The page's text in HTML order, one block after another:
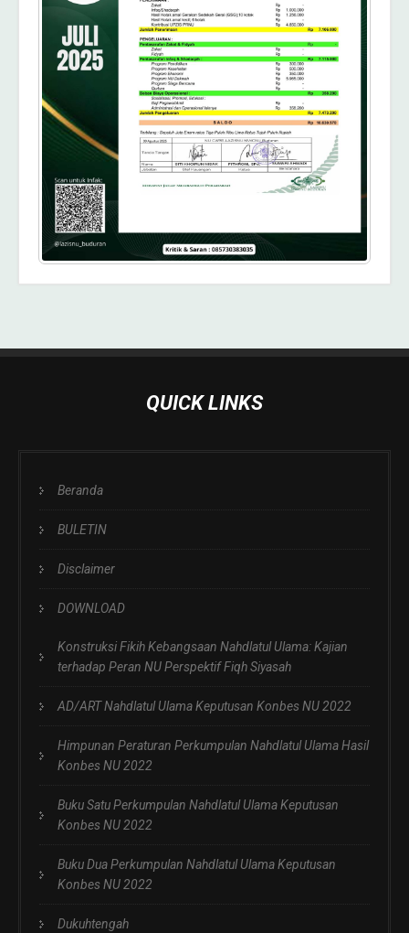
QUICK LINKS
Beranda
BULETIN
Disclaimer
DOWNLOAD
Konstruksi Fikih Kebangsaan Nahdlatul Ulama: Kajian
terhadap Peran NU Perspektif Fiqh Siyasah
AD/ART Nahdlatul Ulama Keputusan Konbes NU 2022
Himpunan Peraturan Perkumpulan Nahdlatul Ulama Hasil
Konbes NU 2022
Buku Satu Perkumpulan Nahdlatul Ulama Keputusan
Konbes NU 2022
Buku Dua Perkumpulan Nahdlatul Ulama Keputusan
Konbes NU 2022
Dukuhtengah